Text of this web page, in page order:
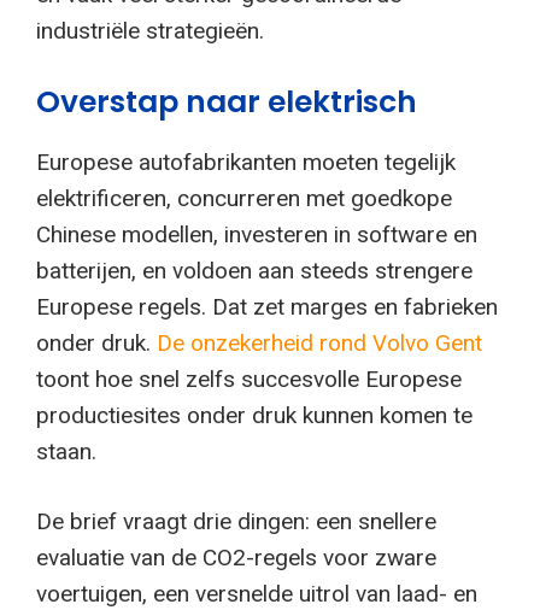
industriële strategieën.
Overstap naar elektrisch
Europese autofabrikanten moeten tegelijk
elektrificeren, concurreren met goedkope
Chinese modellen, investeren in software en
batterijen, en voldoen aan steeds strengere
Europese regels. Dat zet marges en fabrieken
onder druk. De onzekerheid rond Volvo Gent
toont hoe snel zelfs succesvolle Europese
productiesites onder druk kunnen komen te
staan.
De brief vraagt drie dingen: een snellere
evaluatie van de CO2-regels voor zware
voertuigen, een versnelde uitrol van laad- en